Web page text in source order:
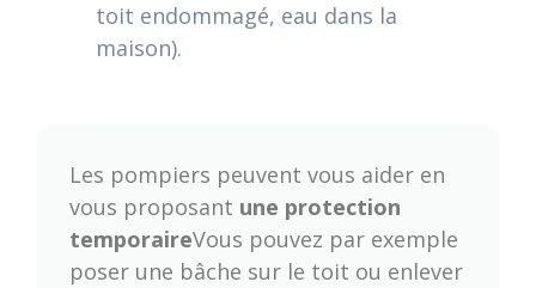
toit endommagé, eau dans la
maison).
Les pompiers peuvent vous aider en
vous proposant une protection
temporaireVous pouvez par exemple
poser une bâche sur le toit ou enlever